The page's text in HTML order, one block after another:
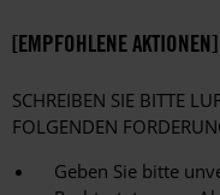
[EMPFOHLENE AKTIONEN]
SCHREIBEN SIE BITTE
FOLGENDEN
Geben Sie bitte